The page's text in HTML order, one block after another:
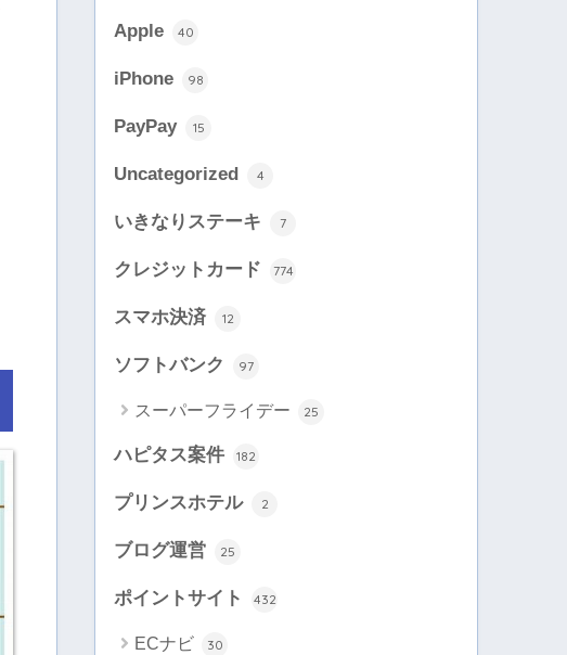
Apple 40
iPhone 98
PayPay 15
Uncategorized 4
いきなりステーキ 7
クレジットカード 774
スマホ決済 12
ソフトバンク 97
スーパーフライデー 25
ハピタス案件 182
プリンスホテル 2
ブログ運営 25
ポイントサイト 432
ECナビ 30